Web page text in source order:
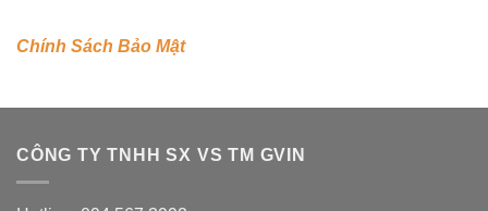
Chính Sách Bảo Mật
CÔNG TY TNHH SX VS TM GVIN